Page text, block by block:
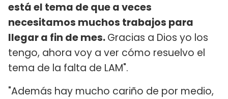
está el tema de que a veces
necesitamos muchos trabajos para
llegar a fin de mes.Gracias a Dios yo los
tengo, ahora voy a ver cómo resuelvo el
tema de la falta de LAM".
"Además hay mucho cariño de por medio,